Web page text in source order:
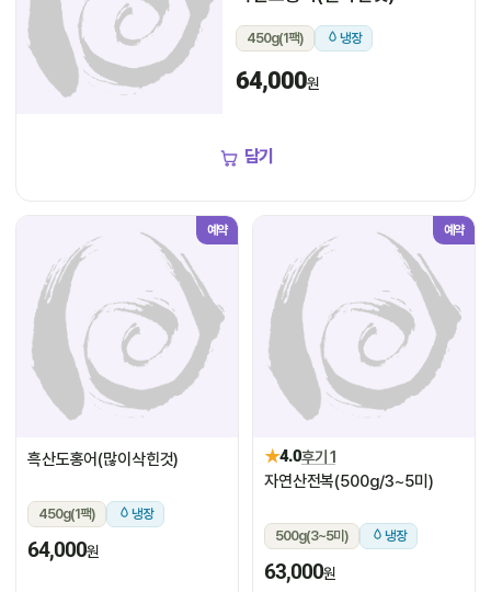
450g(1팩) 냉장
64,000원
담기
예약
흑산도홍어(많이삭힌것)
450g(1팩) 냉장
64,000원
예약
★4.0후기 1
자연산전복(500g/3~5미)
500g(3~5미) 냉장
63,000원